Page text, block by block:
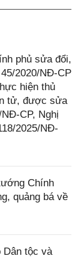
phủ sửa đổi,
2020/NĐ-CP
hiện thủ
tử, được sửa
CP, Nghị
2025/NĐ-
Chính
quảng bá về
Dân tộc và